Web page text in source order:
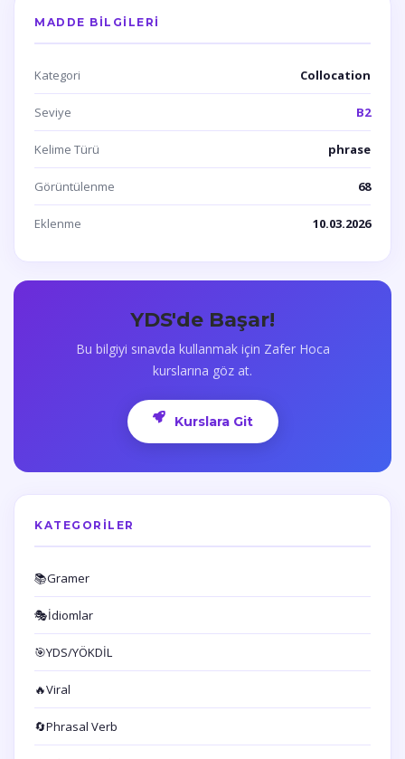
MADDE BILGILERI
Kategori Collocation
Seviye B2
Kelime Türü phrase
Görüntülenme 68
Eklenme 10.03.2026
YDS'de Başar!
Bu bilgiyi sınavda kullanmak için Zafer Hoca
kurslarına göz at.
Kurslara Git
KATEGORILER
📚Gramer
🎭İdiomlar
🎯YDS/YÖKDİL
🔥Viral
🔄Phrasal Verb